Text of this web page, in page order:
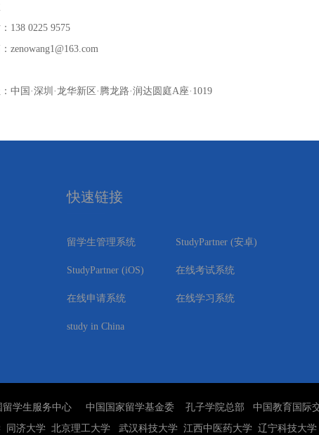
138 0225 9575
zenowang1@163.com
中国·深圳·龙华新区·腾龙路·润达圆庭A座·1019
快速链接
留学生管理系统 StudyPartner (安卓)
StudyPartner (iOS) 在线考试系统
在线申请系统 在线学习系统
study in China
留学生服务中心 中国国家留学基金委 孔子学院总部 中国教育国际
同济大学 北京理工大学 武汉科技大学 江西中医药大学 辽宁科技大学